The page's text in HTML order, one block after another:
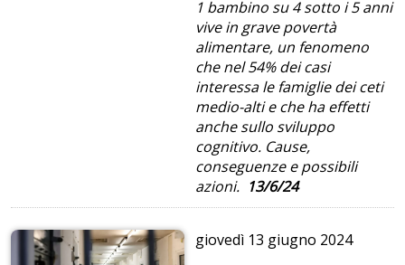
1 bambino su 4 sotto i 5 anni
vive in grave povertà
alimentare, un fenomeno
che nel 54% dei casi
interessa le famiglie dei ceti
medio-alti e che ha effetti
anche sullo sviluppo
cognitivo. Cause,
conseguenze e possibili
azioni. 13/6/24
giovedì 13 giugno 2024